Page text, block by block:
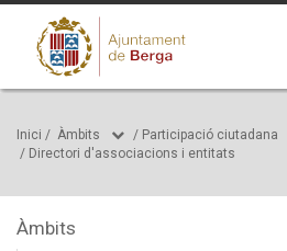
Inici / Àmbits / Participació ciutadana
/ Directori d'associacions i entitats
Àmbits